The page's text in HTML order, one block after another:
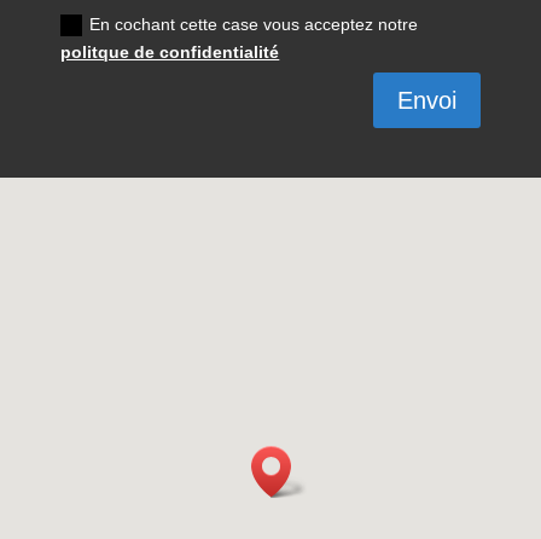
En cochant cette case vous acceptez notre
politque de confidentialité
Envoi